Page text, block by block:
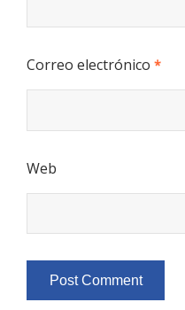
Correo electrónico *
Web